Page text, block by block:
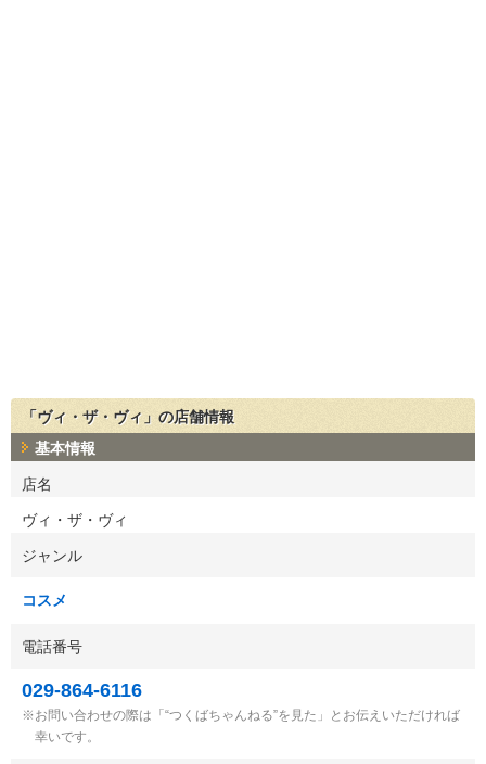
「ヴィ・ザ・ヴィ」の店舗情報
基本情報
店名
ヴィ・ザ・ヴィ
ジャンル
コスメ
電話番号
029-864-6116
お問い合わせの際は「“つくばちゃんねる”を見た」とお伝えいただければ
幸いです。